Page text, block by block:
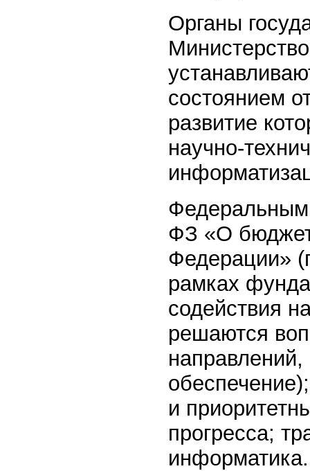
Органы
состоянием
развитие
научно-
Федеральным
ФЗ «О
Федерации»
рамках
содействия
решаются
и
прогресса;
информатика.